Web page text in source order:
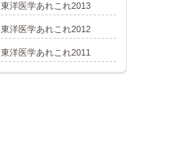
東洋医学あれこれ2013
東洋医学あれこれ2012
東洋医学あれこれ2011